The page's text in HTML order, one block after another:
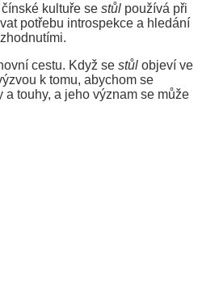
kultuře se stůl používá při
potřebu introspekce a hledání
cestu. Když se stůl objeví ve
k tomu, abychom se
touhy, a jeho význam se může